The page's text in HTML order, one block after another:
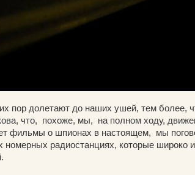
пор долетают до наших ушей, тем более,
что, похоже, мы, на полном ходу,
фильмы о шпионах в настоящем, мы
номерных радиостанциях, которые широко